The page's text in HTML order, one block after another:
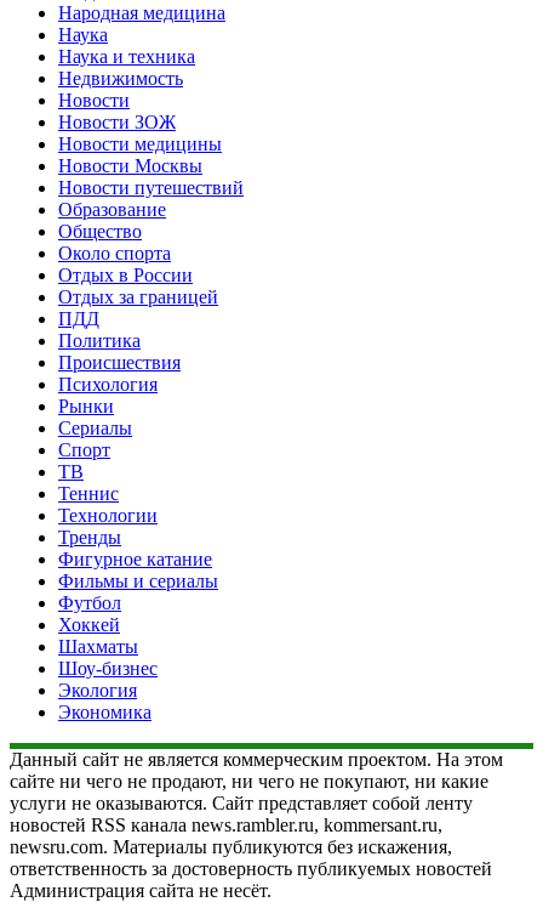
Народная медицина
Наука
Наука и техника
Недвижимость
Новости
Новости ЗОЖ
Новости медицины
Новости Москвы
Новости путешествий
Образование
Общество
Около спорта
Отдых в России
Отдых за границей
ПДД
Политика
Происшествия
Психология
Рынки
Сериалы
Спорт
ТВ
Теннис
Технологии
Тренды
Фигурное катание
Фильмы и сериалы
Футбол
Хоккей
Шахматы
Шоу-бизнес
Экология
Экономика
Данный сайт не является коммерческим проектом. На этом
сайте ни чего не продают, ни чего не покупают, ни какие
услуги не оказываются. Сайт представляет собой ленту
новостей RSS канала news.rambler.ru, kommersant.ru,
newsru.com. Материалы публикуются без искажения,
ответственность за достоверность публикуемых новостей
Администрация сайта не несёт.